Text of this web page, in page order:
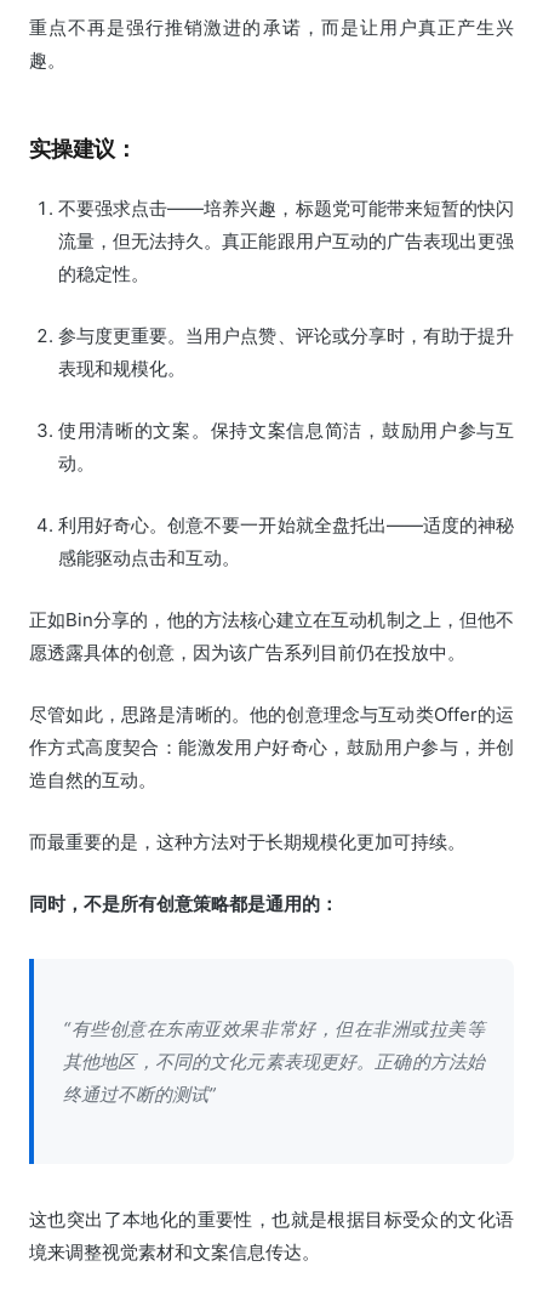
重点不再是强行推销激进的承诺，而是让用户真正产生兴
趣。
实操建议：
不要强求点击——培养兴趣，标题党可能带来短暂的快闪
流量，但无法持久。真正能跟用户互动的广告表现出更强
的稳定性。
参与度更重要。当用户点赞、评论或分享时，有助于提升
表现和规模化。
使用清晰的文案。保持文案信息简洁，鼓励用户参与互
动。
利用好奇心。创意不要一开始就全盘托出——适度的神秘
感能驱动点击和互动。
正如Bin分享的，他的方法核心建立在互动机制之上，但他不
愿透露具体的创意，因为该广告系列目前仍在投放中。
尽管如此，思路是清晰的。他的创意理念与互动类Offer的运
作方式高度契合：能激发用户好奇心，鼓励用户参与，并创
造自然的互动。
而最重要的是，这种方法对于长期规模化更加可持续。
同时，不是所有创意策略都是通用的：
“有些创意在东南亚效果非常好，但在非洲或拉美等
其他地区，不同的文化元素表现更好。正确的方法始
终通过不断的测试”
这也突出了本地化的重要性，也就是根据目标受众的文化语
境来调整视觉素材和文案信息传达。